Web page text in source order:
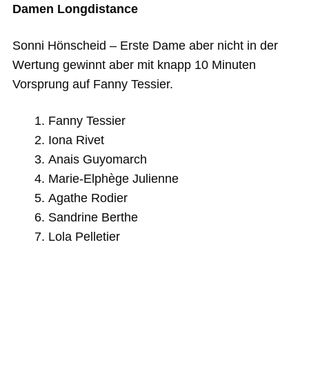
Damen Longdistance
Sonni Hönscheid – Erste Dame aber nicht in der
Wertung gewinnt aber mit knapp 10 Minuten
Vorsprung auf Fanny Tessier.
Fanny Tessier
Iona Rivet
Anais Guyomarch
Marie-Elphège Julienne
Agathe Rodier
Sandrine Berthe
Lola Pelletier